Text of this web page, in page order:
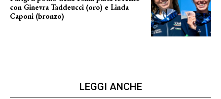
con Ginevra Taddeucci (oro) e Linda
Caponi (bronzo)
LEGGI ANCHE